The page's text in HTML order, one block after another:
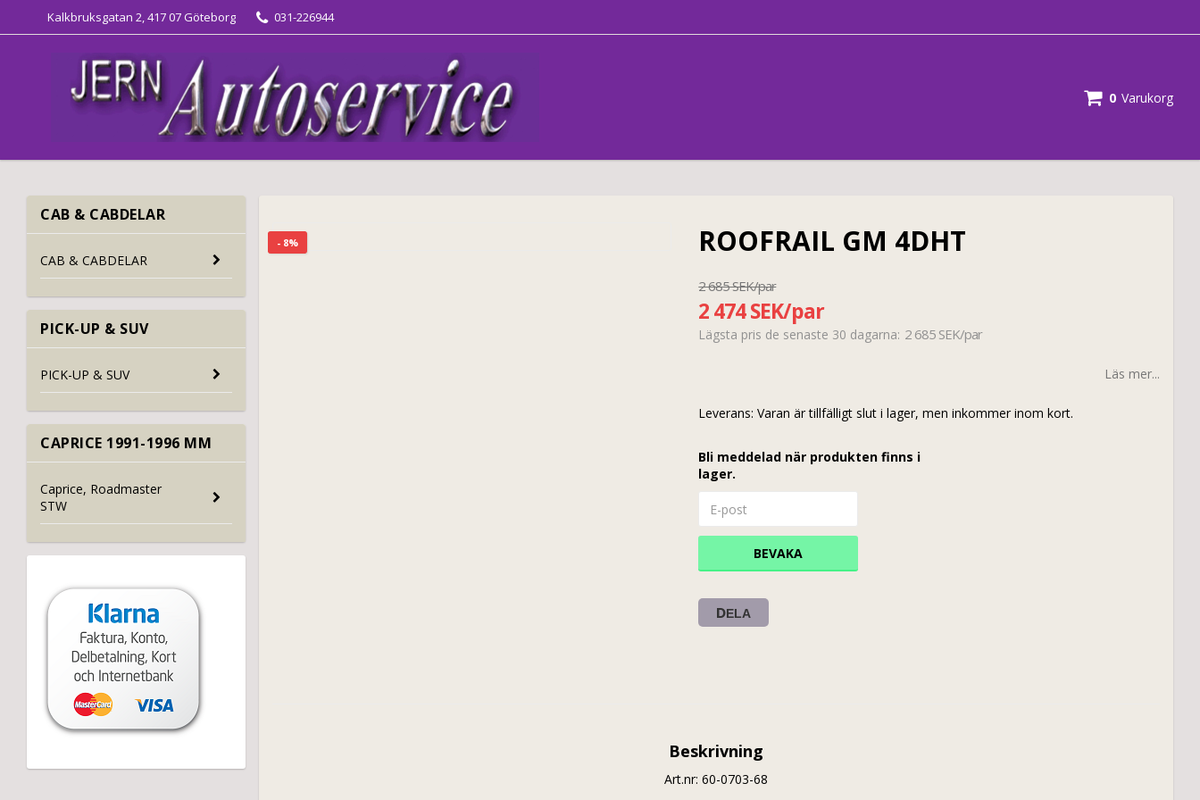
Kalkbruksgatan 2, 417 07 Göteborg 031-226944
0 Varukorg
CAB & CABDELAR
CAB & CABDELAR
PICK-UP & SUV
PICK-UP & SUV
CAPRICE 1991-1996 MM
Caprice, Roadmaster
STW
- 8% ROOFRAIL GM 4DHT
2 685 SEK/par
2 474 SEK/par
Lägsta pris de senaste 30 dagarna 2 685 SEK/par
Läs mer...
Leverans:Varan är tillfälligt slut i lager, men inkommer inom kort.
Bli meddelad när produkten finns i
lager.
BEVAKA
DELA
Beskrivning
Art.nr: 60-0703-68